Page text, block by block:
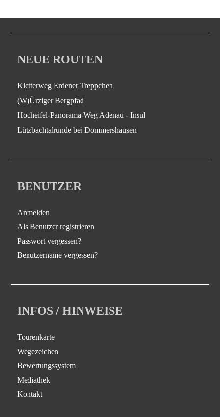
NEUE ROUTEN
Kletterweg Erdener Treppchen
(W)Ürziger Bergpfad
Hocheifel-Panorama-Weg Adenau - Insul
Lützbachtalrunde bei Dommershausen
BENUTZER
Anmelden
Als Benutzer registrieren
Passwort vergessen?
Benutzername vergessen?
INFOS / HINWEISE
Tourenkarte
Wegezeichen
Bewertungssystem
Mediathek
Kontakt